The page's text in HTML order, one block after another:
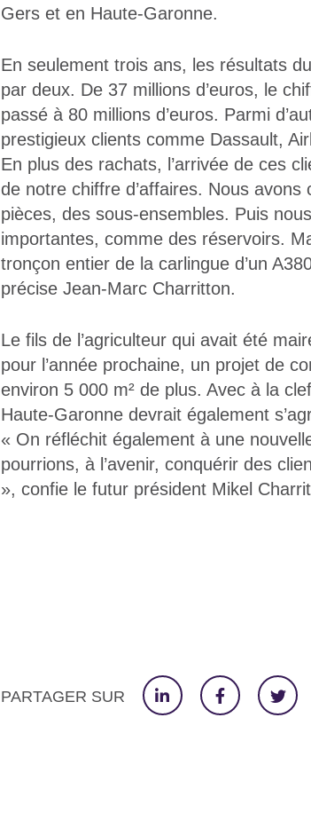
Gers et en Haute-Garonne.
En seulement trois ans, les résultats
par deux. De 37 millions d’euros, le
passé à 80 millions d’euros. Parmi
prestigieux clients comme Dassault,
En plus des rachats, l’arrivée de ces
de notre chiffre d’affaires. Nous
pièces, des sous-ensembles. Puis
importantes, comme des réservoirs.
tronçon entier de la carlingue d’un
précise Jean-Marc Charritton.
Le fils de l’agriculteur qui avait été
pour l’année prochaine, un projet de
environ 5 000 m² de plus. Avec à la
Haute-Garonne devrait également
« On réfléchit également à une
pourrions, à l’avenir, conquérir des
», confie le futur président Mikel
PARTAGER SUR